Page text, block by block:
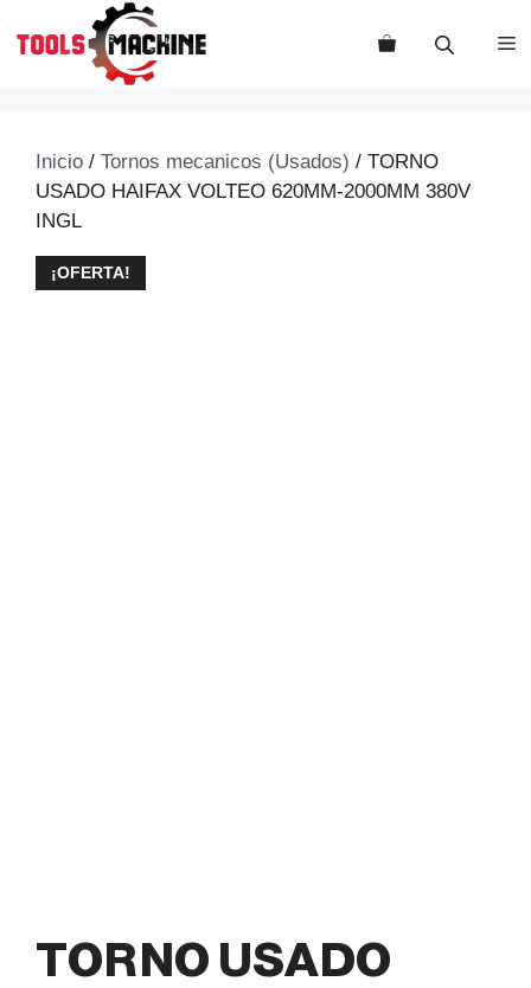
Inicio / Tornos mecanicos (Usados) / TORNO
USADO HAIFAX VOLTEO 620MM-2000MM 380V
INGL
¡OFERTA!
TORNO USADO